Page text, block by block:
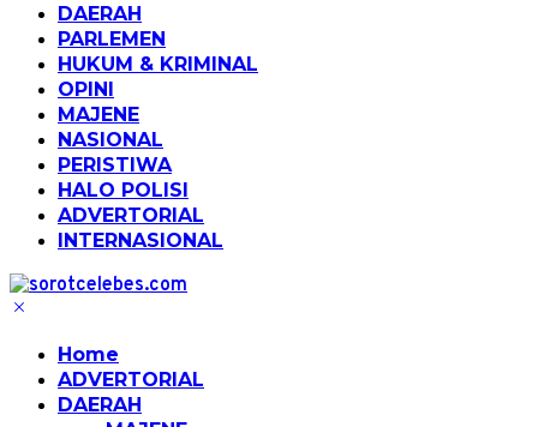
DAERAH
PARLEMEN
HUKUM & KRIMINAL
OPINI
MAJENE
NASIONAL
PERISTIWA
HALO POLISI
ADVERTORIAL
INTERNASIONAL
Home
ADVERTORIAL
DAERAH